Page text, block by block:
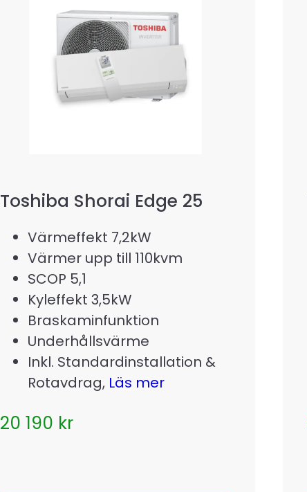
Toshiba Shorai Edge 25
Värmeffekt 7,2kW
Värmer upp till 110kvm
SCOP 5,1
Kyleffekt 3,5kW
Braskaminfunktion
Underhållsvärme
Inkl. Standardinstallation &
Rotavdrag, Läs mer
20 190 kr